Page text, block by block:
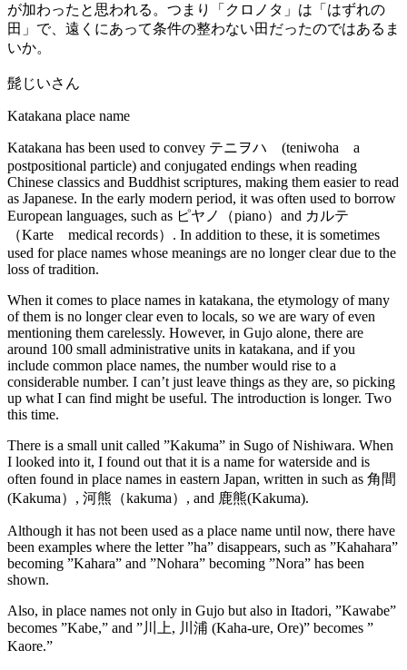
が加わったと思われる。つまり「クロノタ」は「はずれの
田」で、遠くにあって条件の整わない田だったのではあるま
いか。
髭じいさん
Katakana place name
Katakana has been used to convey テニヲハ (teniwoha a
postpositional particle) and conjugated endings when reading
Chinese classics and Buddhist scriptures, making them easier to read
as Japanese. In the early modern period, it was often used to borrow
European languages, such as ピヤノ（piano）and カルテ
（Karte medical records）. In addition to these, it is sometimes
used for place names whose meanings are no longer clear due to the
loss of tradition.
When it comes to place names in katakana, the etymology of many
of them is no longer clear even to locals, so we are wary of even
mentioning them carelessly. However, in Gujo alone, there are
around 100 small administrative units in katakana, and if you
include common place names, the number would rise to a
considerable number. I can’t just leave things as they are, so picking
up what I can find might be useful. The introduction is longer. Two
this time.
There is a small unit called ”Kakuma” in Sugo of Nishiwara. When
I looked into it, I found out that it is a name for waterside and is
often found in place names in eastern Japan, written in such as 角間
(Kakuma）, 河熊（kakuma）, and 鹿熊(Kakuma).
Although it has not been used as a place name until now, there have
been examples where the letter ”ha” disappears, such as ”Kahahara”
becoming ”Kahara” and ”Nohara” becoming ”Nora” has been
shown.
Also, in place names not only in Gujo but also in Itadori, ”Kawabe”
becomes ”Kabe,” and ”川上, 川浦 (Kaha-ure, Ore)” becomes ”
Kaore.”